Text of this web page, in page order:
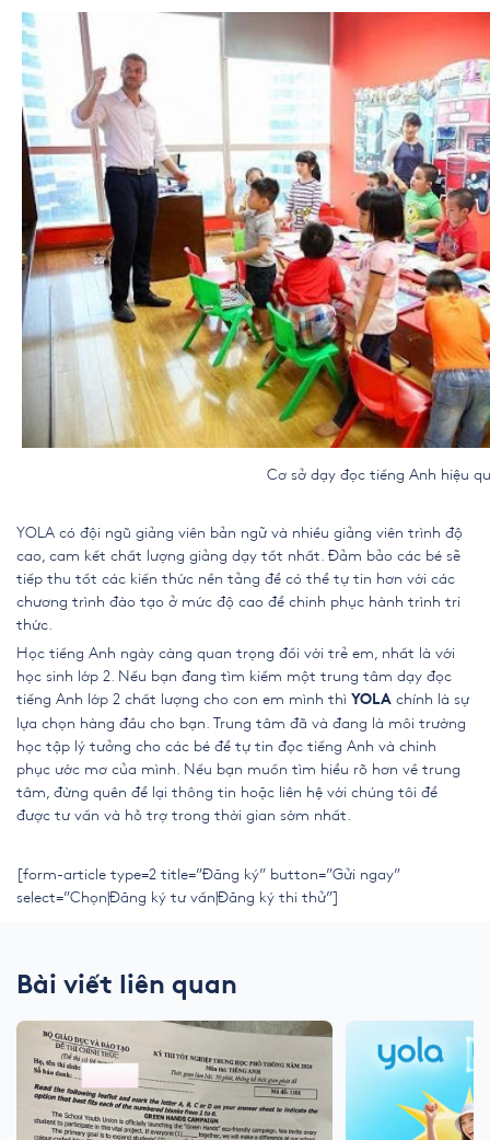
Cơ sở dạy đọc tiếng Anh hiệu quả
YOLA có đội ngũ giảng viên bản ngữ và nhiều giảng viên trình độ
cao, cam kết chất lượng giảng dạy tốt nhất. Đảm bảo các bé sẽ
tiếp thu tốt các kiến thức nền tảng để có thể tự tin hơn với các
chương trình đào tạo ở mức độ cao để chinh phục hành trình tri
thức.
Học tiếng Anh ngày càng quan trọng đối với trẻ em, nhất là với
học sinh lớp 2. Nếu bạn đang tìm kiếm một trung tâm dạy đọc
tiếng Anh lớp 2 chất lượng cho con em mình thì YOLA chính là sự
lựa chọn hàng đầu cho bạn. Trung tâm đã và đang là môi trường
học tập lý tưởng cho các bé để tự tin đọc tiếng Anh và chinh
phục ước mơ của mình. Nếu bạn muốn tìm hiểu rõ hơn về trung
tâm, đừng quên để lại thông tin hoặc liên hệ với chúng tôi để
được tư vấn và hỗ trợ trong thời gian sớm nhất.
[form-article type=2 title=”Đăng ký” button=”Gửi ngay”
select=”Chọn|Đăng ký tư vấn|Đăng ký thi thử”]
Bài viết liên quan